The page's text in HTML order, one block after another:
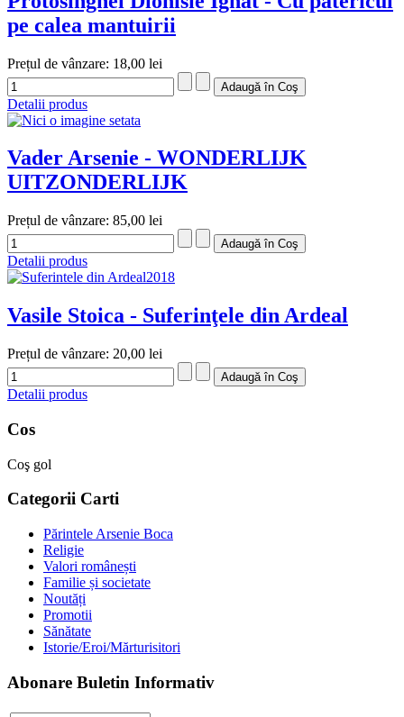
pe calea mantuirii
Prețul de vânzare: 18,00 lei
Detalii produs
Vader Arsenie - WONDERLIJK
UITZONDERLIJK
Prețul de vânzare: 85,00 lei
Detalii produs
Vasile Stoica - Suferinţele din Ardeal
Prețul de vânzare: 20,00 lei
Detalii produs
Cos
Coş gol
Categorii Carti
Părintele Arsenie Boca
Religie
Valori românești
Familie și societate
Noutăți
Promotii
Sănătate
Istorie/Eroi/Mărturisitori
Abonare Buletin Informativ